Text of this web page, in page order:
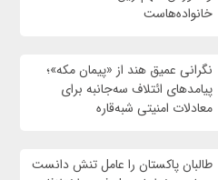
خانواده‌هاست
نگرانی عمیق هند از «پیمان مکه»؛
پیامدهای ائتلاف سه‌جانبه برای
معادلات امنیتی شبه‌قاره
طالبان پاکستان را عامل تنش دانست